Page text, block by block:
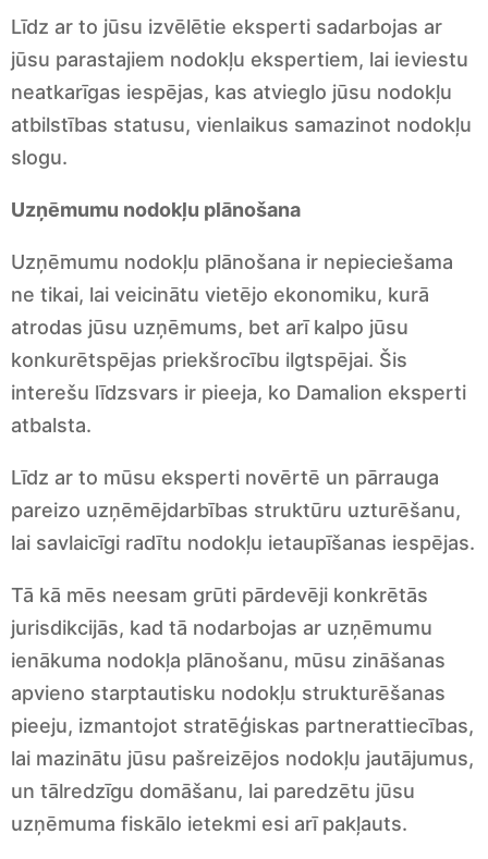
Līdz ar to jūsu izvēlētie eksperti sadarbojas ar
jūsu parastajiem nodokļu ekspertiem, lai ieviestu
neatkarīgas iespējas, kas atvieglo jūsu nodokļu
atbilstības statusu, vienlaikus samazinot nodokļu
slogu.
Uzņēmumu nodokļu plānošana
Uzņēmumu nodokļu plānošana ir nepieciešama
ne tikai, lai veicinātu vietējo ekonomiku, kurā
atrodas jūsu uzņēmums, bet arī kalpo jūsu
konkurētspējas priekšrocību ilgtspējai. Šis
interešu līdzsvars ir pieeja, ko Damalion eksperti
atbalsta.
Līdz ar to mūsu eksperti novērtē un pārrauga
pareizo uzņēmējdarbības struktūru uzturēšanu,
lai savlaicīgi radītu nodokļu ietaupīšanas iespējas.
Tā kā mēs neesam grūti pārdevēji konkrētās
jurisdikcijās, kad tā nodarbojas ar uzņēmumu
ienākuma nodokļa plānošanu, mūsu zināšanas
apvieno starptautisku nodokļu strukturēšanas
pieeju, izmantojot stratēģiskas partnerattiecības,
lai mazinātu jūsu pašreizējos nodokļu jautājumus,
un tālredzīgu domāšanu, lai paredzētu jūsu
uzņēmuma fiskālo ietekmi esi arī pakļauts.